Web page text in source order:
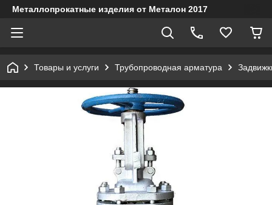
Металлопрокатные изделия от Металон 2017
Товары и услуги Трубопроводная арматура